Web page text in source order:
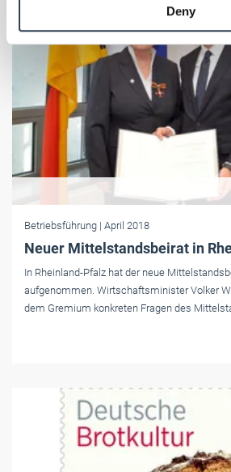
Weitere Informationen:Impressum
Deny
Betriebsführung | April 2018
Neuer Mittelstandsbeirat in
In Rheinland-Pfalz hat der neue
aufgenommen. Wirtschaftsminister Volker
dem Gremium konkreten Fragen des